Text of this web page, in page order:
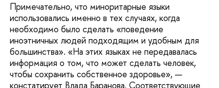
Примечательно, что миноритарные языки
использовались именно в тех случаях, когда
необходимо было сделать «поведение
иноэтничных людей подходящим и удобным для
большинства». «На этих языках не передавалась
информация о том, что может сделать человек,
чтобы сохранить собственное здоровье», —
констатирует Влада Баранова. Соответствующие